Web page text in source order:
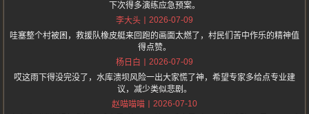
下次得多演练应急预案。
李大头
2026-07-09
哇塞整个村被困，救援队橡皮艇来回跑的画面太燃了，村民们苦中作乐的精神值
得点赞。
杨日白
2026-07-09
哎这雨下得没完没了，水库溃坝风险一出大家慌了神，希望专家多给点专业建
议，减少类似悲剧。
赵喵喵喵
2026-07-10